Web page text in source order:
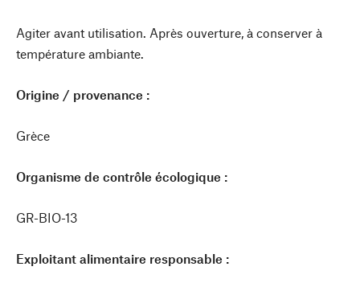
Agiter avant utilisation. Après ouverture, à conserver à
température ambiante.
Origine / provenance :
Grèce
Organisme de contrôle écologique :
GR-BIO-13
Exploitant alimentaire responsable :